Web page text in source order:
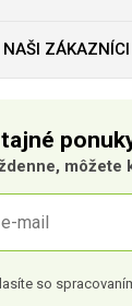
môžete
so